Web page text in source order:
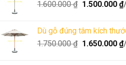
1.600.000₫ 1.500.000 ₫
Dù gỗ đúng tâm kích
1.750.000₫ 1.650.000 ₫